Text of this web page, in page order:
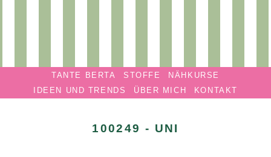
BERTA
Privatmanufaktur
Navigation überspringenTANTE BERTA STOFFE
NÄHKURSE
IDEEN UND TRENDS
ÜBER MICH KONTAKT
100249 - UNI